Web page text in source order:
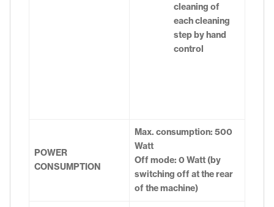
cleaning of
each cleaning
step by hand
control
POWER
CONSUMPTION
Max. consumption: 500
Watt
Off mode: 0 Watt (by
switching off at the rear
of the machine)